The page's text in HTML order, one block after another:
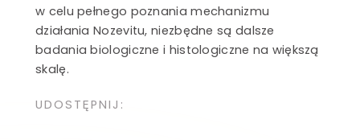
w celu pełnego poznania mechanizmu
działania Nozevitu, niezbędne są dalsze
badania biologiczne i histologiczne na większą
skalę.
UDOSTĘPNIJ: